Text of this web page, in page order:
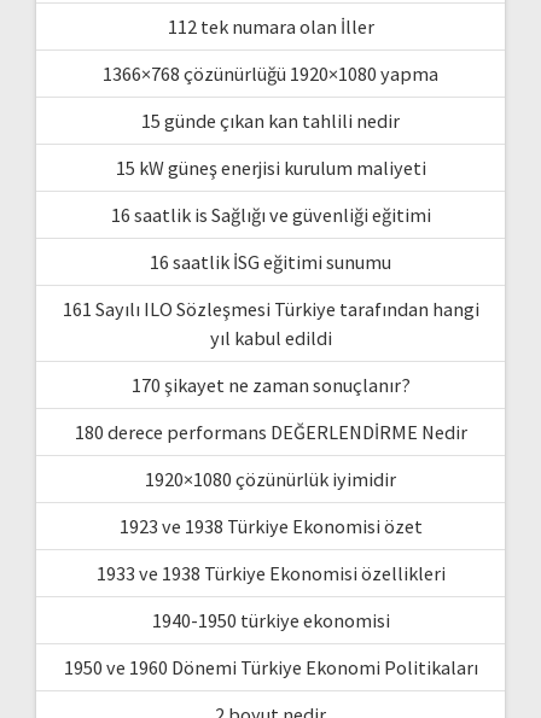
112 tek numara olan İller
1366×768 çözünürlüğü 1920×1080 yapma
15 günde çıkan kan tahlili nedir
15 kW güneş enerjisi kurulum maliyeti
16 saatlik is Sağlığı ve güvenliği eğitimi
16 saatlik İSG eğitimi sunumu
161 Sayılı ILO Sözleşmesi Türkiye tarafından hangi
yıl kabul edildi
170 şikayet ne zaman sonuçlanır?
180 derece performans DEĞERLENDİRME Nedir
1920×1080 çözünürlük iyimidir
1923 ve 1938 Türkiye Ekonomisi özet
1933 ve 1938 Türkiye Ekonomisi özellikleri
1940-1950 türkiye ekonomisi
1950 ve 1960 Dönemi Türkiye Ekonomi Politikaları